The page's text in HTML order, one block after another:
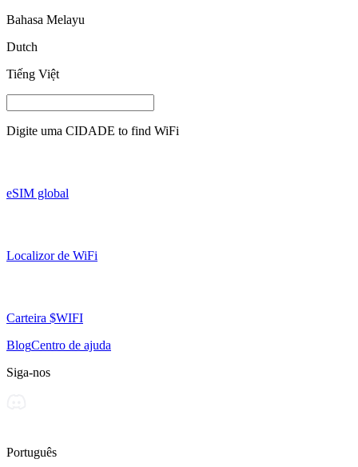
Bahasa Melayu
Dutch
Tiếng Việt
Digite uma CIDADE to find WiFi
eSIM global
Localizor de WiFi
Carteira $WIFI
BlogCentro de ajuda
Siga-nos
Português